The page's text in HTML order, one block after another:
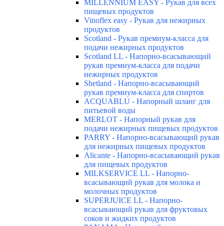
MILLENNIUM EASY - Рукав для всех
пищевых продуктов
Vinoflex easy - Рукав для нежирных
продуктов
Scotland - Рукав премиум-класса для
подачи нежирных продуктов
Scotland LL - Напорно-всасывающий
рукав премиум-класса для подачи
нежирных продуктов
Shetland - Напорно-всасывающий
рукав премиум-класса для спиртов
ACQUABLU - Напорный шланг для
питьевой воды
MERLOT - Напорный рукав для
подачи нежирных пищевых продуктов
PARRY - Напорно-всасывающий рукав
для нежирных пищевых продуктов
Alicante - Напорно-всасывающий рукав
для пищевых продуктов
MILKSERVICE LL - Напорно-
всасывающий рукав для молока и
молочных продуктов
SUPERJUICE LL - Напорно-
всасывающий рукав для фруктовых
соков и жидких продуктов